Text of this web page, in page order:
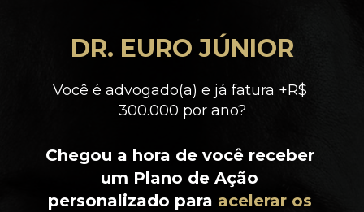
DR. EURO JÚNIOR
Você é advogado(a) e já fatura +R$
300.000 por ano?
Chegou a hora de você receber
um Plano de Ação
personalizado para acelerar os